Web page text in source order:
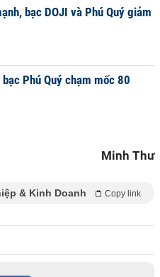
bạc DOJI và Phú Quý giảm
Phú Quý chạm mốc 80
Minh Thư
& Kinh Doanh Copy link